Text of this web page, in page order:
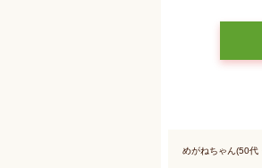
めがねちゃん(50代